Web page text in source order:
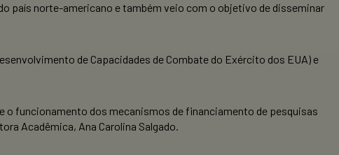
país norte-americano e também veio com o objetivo de disseminar
de Capacidades de Combate do Exército dos EUA) e
o funcionamento dos mecanismos de financiamento de pesquisas
Acadêmica, Ana Carolina Salgado.